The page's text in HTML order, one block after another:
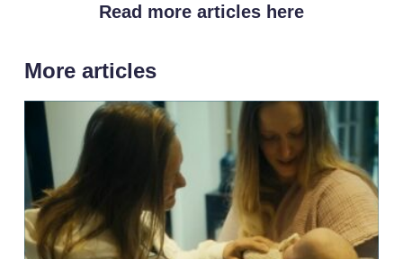
Read more articles here
More articles